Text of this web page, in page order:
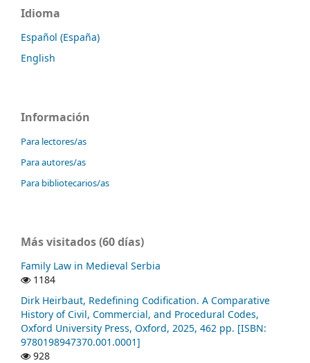
Idioma
Español (España)
English
Información
Para lectores/as
Para autores/as
Para bibliotecarios/as
Más visitados (60 días)
Family Law in Medieval Serbia
1184
Dirk Heirbaut, Redefining Codification. A Comparative
History of Civil, Commercial, and Procedural Codes,
Oxford University Press, Oxford, 2025, 462 pp. [ISBN:
9780198947370.001.0001]
928